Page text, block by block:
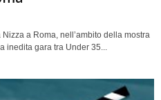
a Roma, nell’ambito della mostra
inedita gara tra Under 35...